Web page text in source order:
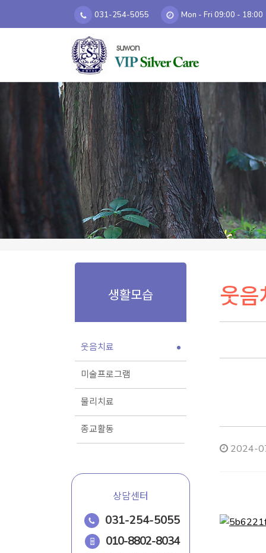
031-254-5055 Mon - Fri 09:00 - 18:00
생활모습
웃음치료
미술프로그램
물리치료
종교활동
상담센터
031-254-5055
010-8802-8034
웃음
2024-